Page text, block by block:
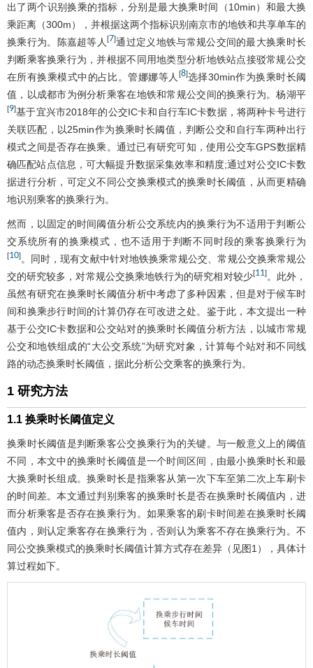
出了两个识别换乘的指标，分别是最大换乘时间（10min）和最大换
乘距离（300m），并根据这两个指标识别南京市的地铁和共享单车的
换乘行为。陈嘉超等人[7]通过定义地铁与常规公交间的最大换乘时长
判断乘客换乘行为，并根据不同用地类型分析地铁站点接驳常规公交
在所有换乘模式中的占比。管娜娜等人 [8]选择30min作为换乘时长阈
值，以成都市为例分析乘客在地铁和常规公交间的换乘行为。杨湖平
[9]基于宜兴市2018年的公交IC卡和自行车IC卡数据，将两种卡号进行
关联匹配，以25min作为换乘时长阈值，判断公交和自行车两种出行
模式之间是否存在换乘。通过已有研究可知，使用公交车GPS数据精
确匹配站点信息，可大幅提升数据采集效率和精度;通过对公交IC卡数
据进行分析，可定义不同公交换乘模式的换乘时长阈值，从而更精确
地识别乘客的换乘行为。
然而，以固定的时间阈值分析公交系统内的换乘行为不适用于判断公
交系统所有的换乘模式，也不适用于判断不同时段的乘客换乘行为
[10] 。同时，现有文献中针对地铁换乘常规公交、常规公交换乘常规公
交的研究较多，对常规公交换乘地铁行为的研究相对较少[11]。此外，
虽然有研究在换乘时长阈值分析中考虑了多种因素，但是对于候车时
间和换乘步行时间的计算仍存在可改进之处。鉴于此，本文提出一种
基于公交IC卡数据和公交站对的换乘时长阈值分析方法，以城市常规
公交和地铁组成的“大公交系统”为研究对象，计算每个站对和不同线
路的动态换乘时长阈值，据此分析公交乘客的换乘行为。
1 研究方法
1.1 换乘时长阈值定义
换乘时长阈值是判断乘客公交换乘行为的关键。与一般意义上的阈值
不同，本文中的换乘时长阈值是一个时间区间，由最小换乘时长和最
大换乘时长组成。换乘时长是指乘客从第一次下车至第二次上车刷卡
的时间差。本文通过判别乘客的换乘时长是否在换乘时长阈值内，进
而分析乘客是否存在换乘行为。如果乘客的刷卡时间差在换乘时长阈
值内，则认定乘客存在换乘行为，否则认为乘客不存在换乘行为。不
同公交换乘模式的换乘时长阈值计算方式存在差异（见图1 ），具体计
算过程如下。